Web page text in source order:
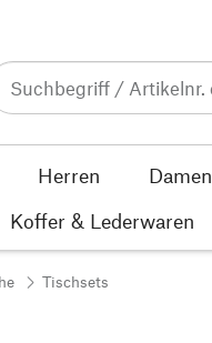
Herren Damen
Koffer & Lederwaren
Tischsets